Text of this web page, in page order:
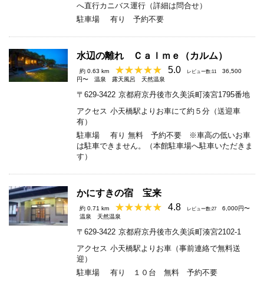
へ直行カニバス運行（詳細は問合せ）
駐車場
有り 予約不要
水辺の離れ Ｃａｌｍｅ（カルム）
約 0.63 km 5.0 レビュー数:11
36,500
円〜
温泉 露天風呂 天然温泉
〒629-3422 京都府京丹後市久美浜町湊宮1795番地
アクセス 小天橋駅よりお車にて約５分（送迎車
有）
駐車場
有り 無料 予約不要 ※車高の低いお車
は駐車できません。（本館駐車場へ駐車いただきま
す）
かにすきの宿 宝来
約 0.71 km 4.8 レビュー数:27
6,000円〜
温泉
天然温泉
〒629-3422 京都府京丹後市久美浜町湊宮2102-1
アクセス 小天橋駅よりお車（事前連絡で無料送
迎）
駐車場
有り １０台 無料 予約不要